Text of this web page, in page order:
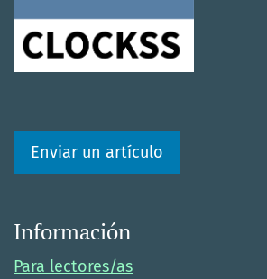
Enviar un artículo
Información
Para lectores/as